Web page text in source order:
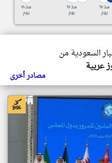
منذ ١٨
يوم
منذ ١٧
يوم
منذ ١٧
يوم
السعودية من
عربية
مصادر أخرى